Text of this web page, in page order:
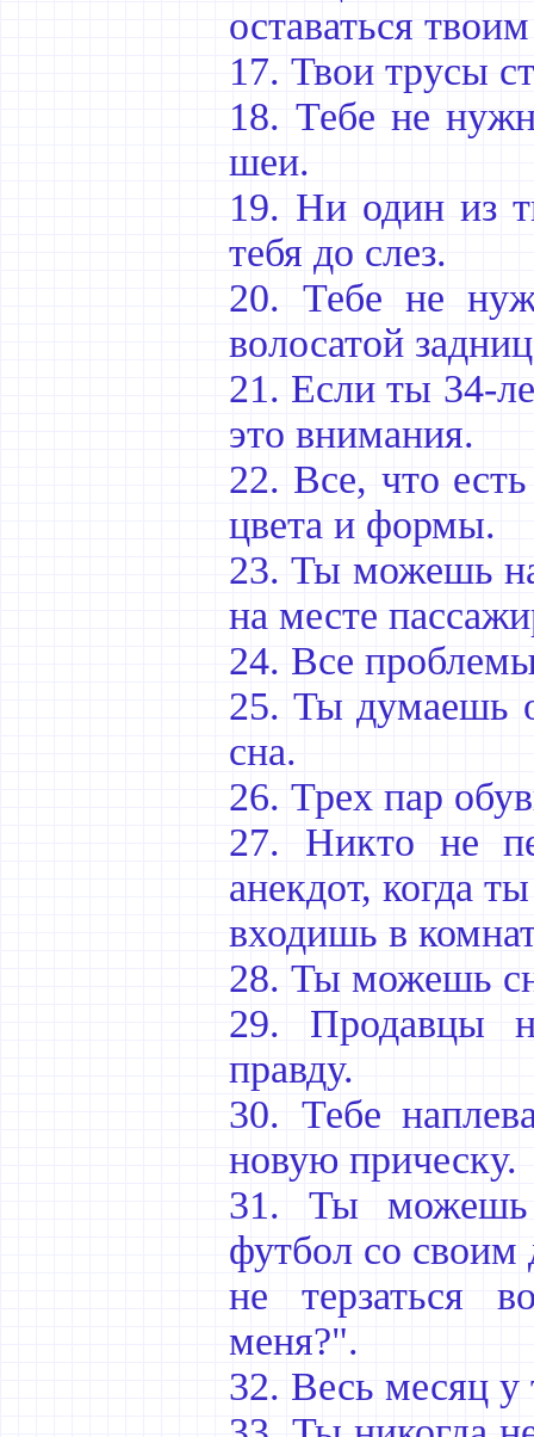
оставаться
17. Твои трусы
18. Тебе не
шеи.
19. Ни один из
тебя до слез.
20. Тебе не
волосатой
21. Если ты 34-
это внимания.
22. Все, что
цвета и формы.
23. Ты можешь
на месте
24. Все
25. Ты думаешь
сна.
26. Трех пар
27. Никто не
анекдот, когда ты
входишь в
28. Ты можешь
29. Продавцы
правду.
30. Тебе
новую прическу.
31. Ты можешь
футбол со своим
не терзаться
меня?".
32. Весь месяц у